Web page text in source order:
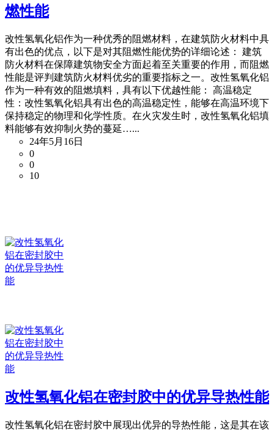
燃性能
改性氢氧化铝作为一种优秀的阻燃材料，在建筑防火材料中具
有出色的优点，以下是对其阻燃性能优势的详细论述： 建筑
防火材料在保障建筑物安全方面起着至关重要的作用，而阻燃
性能是评判建筑防火材料优劣的重要指标之一。改性氢氧化铝
作为一种有效的阻燃填料，具有以下优越性能： 高温稳定
性：改性氢氧化铝具有出色的高温稳定性，能够在高温环境下
保持稳定的物理和化学性质。在火灾发生时，改性氢氧化铝填
料能够有效抑制火势的蔓延…...
24年5月16日
0
0
10
改性氢氧化铝在密封胶中的优异导热性能
改性氢氧化铝在密封胶中展现出优异的导热性能，这是其在该